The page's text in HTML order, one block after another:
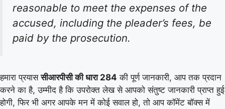
reasonable to meet the expenses of the
accused, including the pleader’s fees, be
paid by the prosecution.
हमारा प्रयाससीआरपीसी की धारा 284 की पूर्ण जानकारी, आप तक प्रदान
करने का है, उम्मीद है कि उपरोक्त लेख से आपको संतुष्ट जानकारी प्राप्त हुई
होगी, फिर भी अगर आपके मन में कोई सवाल हो, तो आप कॉमेंट बॉक्स में